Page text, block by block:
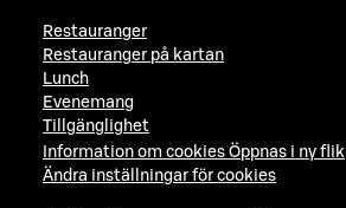
Restauranger
Restauranger på kartan
Lunch
Evenemang
Tillgänglighet
Information om cookies Öppnas i ny flik
Ändra inställningar för cookies